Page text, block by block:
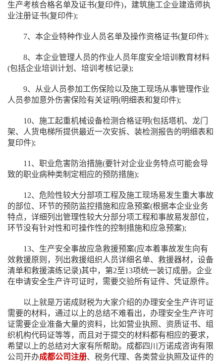
生产考核合格名单及证书(复印件)，建筑施工企业建造师执
业注册证书(复印件);
7、本企业特种作业人员名单及操作资格证书(复印件);
8、本企业管理人员的作业人员年度安全培训教育材料
(包括企业培训计划、培训考核记录);
9、从业人员参加工伤保险以及施工现场从事管理作业
人员参加意外伤害保险有关证明(明细表和复印件);
10、施工起重机械设备检测合格证明(包括塔机、龙门
架、人货电梯所提供最近一次安拆、装检测报告的明细表和
复印件);
11、职业危害防治措施(要针对企业业务特点可能会导
致的职业病种类制定相应的预防措施);
12、危险性较大分部项工程及施工现场易发生重大事故
的部位、环节的预防监控措施和应急预案(根据本企业业务
特点，详细列出管理性较大分部分项工程和事故易发部位，
环节没有针对性和可操作性的控制措施和应急预案);
13、生产安全事故应急救援预案(应本着事故发生向有
效救援原则，列出救援组织人员详细名单、救援器材，设备
清单和救援演练记录)其中，第2至13项统一装订成册。企业
在申请安全生产许可证时，需要交验所有证件、凭证原件。
以上就是万诺成财税为大家介绍的办理安全生产许可证
需要的材料，通过以上的总结不难看出，办理安全生产许可
证需要企业准备大量的资料，比如营业执照、资质证书、组
织机构代码证等等，而且对于提交的材料都有相应的要求，
希望以上的总结对大家有所帮助。成都四川万诺成咨询有限
公司开办成都公司注册、税务代理、各类营业执照及证件的